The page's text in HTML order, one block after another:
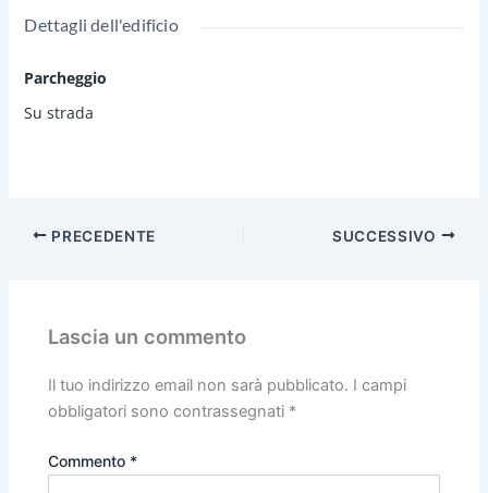
Dettagli dell'edificio
Parcheggio
Su strada
PRECEDENTE SUCCESSIVO
Lascia un commento
Il tuo indirizzo email non sarà pubblicato. I campi
obbligatori sono contrassegnati *
Commento *